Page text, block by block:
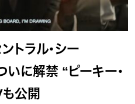
トラル・シー
いに解禁 “ピーキー・
公開